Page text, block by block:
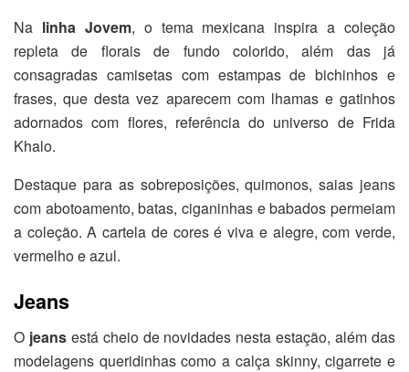
Na linha Jovem, o tema mexicana inspira a coleção
repleta de florais de fundo colorido, além das já
consagradas camisetas com estampas de bichinhos e
frases, que desta vez aparecem com lhamas e gatinhos
adornados com flores, referência do universo de Frida
Khalo.
Destaque para as sobreposições, quimonos, saias jeans
com abotoamento, batas, ciganinhas e babados permeiam
a coleção. A cartela de cores é viva e alegre, com verde,
vermelho e azul.
Jeans
O jeansestá cheio de novidades nesta estação, além das
modelagens queridinhas como a calça skinny, cigarrete e